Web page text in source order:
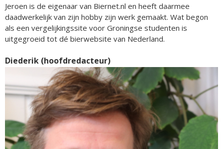
Jeroen is de eigenaar van Biernet.nl en heeft daarmee
daadwerkelijk van zijn hobby zijn werk gemaakt. Wat begon
als een vergelijkingssite voor Groningse studenten is
uitgegroeid tot dé bierwebsite van Nederland.
Diederik (hoofdredacteur)